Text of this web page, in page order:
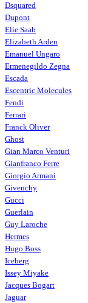
Dsquared
Dupont
Elie Saab
Elizabeth Arden
Emanuel Ungaro
Ermenegildo Zegna
Escada
Escentric Molecules
Fendi
Ferrari
Franck Oliver
Ghost
Gian Marco Venturi
Gianfranco Ferre
Giorgio Armani
Givenchy
Gucci
Guerlain
Guy Laroche
Hermes
Hugo Boss
Iceberg
Issey Miyake
Jacques Bogart
Jaguar